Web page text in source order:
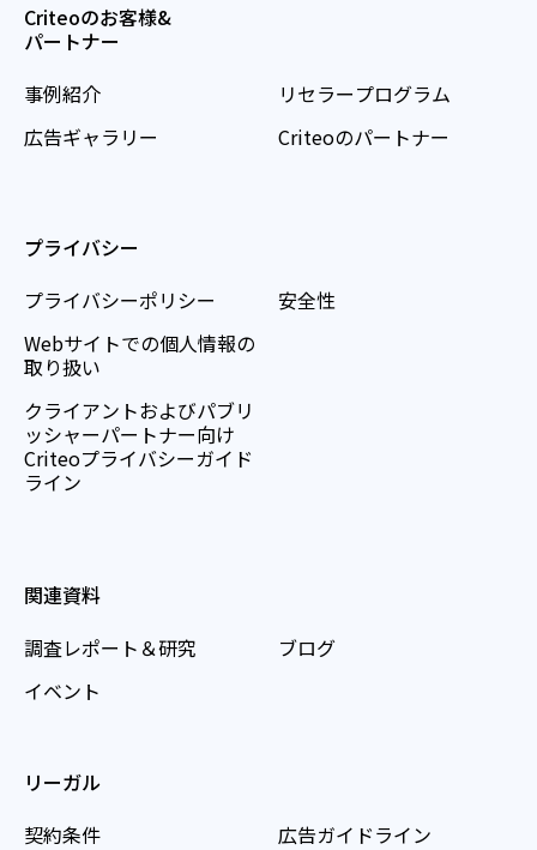
Criteoのお客様&
パートナー
事例紹介
広告ギャラリー
リセラープログラム
Criteoのパートナー
プライバシー
プライバシーポリシー
Webサイトでの個人情報の
取り扱い
クライアントおよびパブリ
ッシャーパートナー向け
Criteoプライバシーガイド
ライン
安全性
関連資料
調査レポート＆研究
イベント
ブログ
リーガル
契約条件
広告ガイドライン